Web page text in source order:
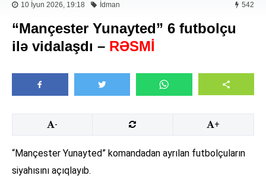
10 İyun 2026, 19:18 İdman 542
“Mançester Yunayted” 6 futbolçu
ilə vidalaşdı – RƏSMİ
- +
“Mançester Yunayted” komandadan ayrılan futbolçuların
siyahısını açıqlayıb.